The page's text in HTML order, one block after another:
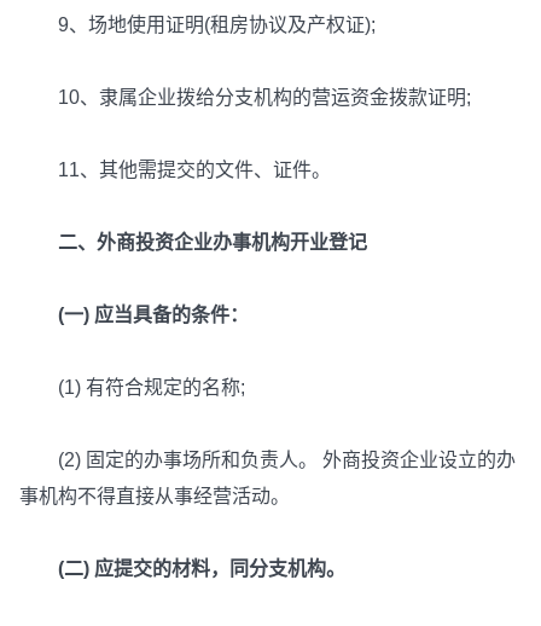
9、场地使用证明(租房协议及产权证);
10、隶属企业拨给分支机构的营运资金拨款证明;
11、其他需提交的文件、证件。
二、外商投资企业办事机构开业登记
(一) 应当具备的条件：
(1) 有符合规定的名称;
(2) 固定的办事场所和负责人。 外商投资企业设立的办
事机构不得直接从事经营活动。
(二) 应提交的材料，同分支机构。